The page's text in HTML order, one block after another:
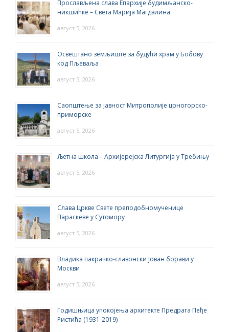
Прослављена слава Епархије будимљанско-
никшићке – Света Марија Магдалина
август 5, 2026
Освештано земљиште за будући храм у Бобову
код Пљеваља
август 5, 2026
Саопштење за јавност Митрополије црногорско-
приморске
август 5, 2026
Љетна школа – Архијерејска Литургија у Требињу
август 5, 2026
Слава Цркве Свете преподобномученице
Параскеве у Сутомору
август 5, 2026
Владика пакрачко-славонски Јован борави у
Москви
август 5, 2026
Годишњица упокојења архитекте Предрага Пеђе
Ристића (1931-2019)